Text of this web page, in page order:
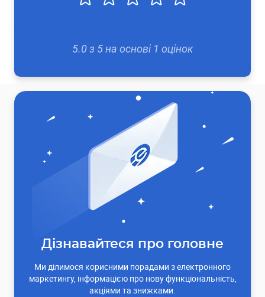
5.0з 5на основі 1 оцінок
Дізнавайтеся про головне
Ми ділимося корисними порадами з електронного
маркетингу, інформацією про нову функціональність,
акціями та знижками.